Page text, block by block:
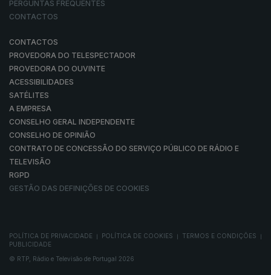
PERGUNTAS FREQUENTES
CONTACTOS
CONTACTOS
PROVEDORA DO TELESPECTADOR
PROVEDORA DO OUVINTE
ACESSIBILIDADES
SATÉLITES
A EMPRESA
CONSELHO GERAL INDEPENDENTE
CONSELHO DE OPINIÃO
CONTRATO DE CONCESSÃO DO SERVIÇO PÚBLICO DE RÁDIO E
TELEVISÃO
RGPD
GESTÃO DAS DEFINIÇÕES DE COOKIES
POLÍTICA DE PRIVACIDADE POLÍTICA DE COOKIES TERMOS E CONDIÇÕES
PUBLICIDADE
© RTP, Rádio e Televisão de Portugal 2026